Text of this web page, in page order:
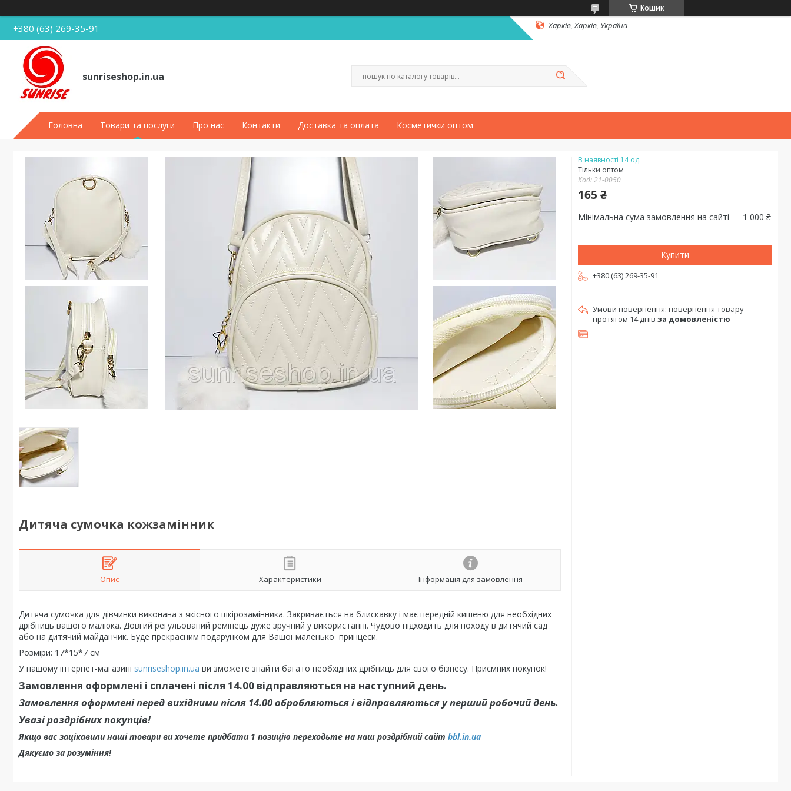
Кошик
+380 (63) 269-35-91 Харків, Харків, Україна
sunriseshop.in.ua
Головна Товари та послуги Про нас Контакти Доставка та оплата Косметички оптом
Дитяча сумочка кожзамінник
Опис Характеристики Інформація для замовлення
Дитяча сумочка для дівчинки виконана з якісного шкірозамінника. Закривається на блискавку і має передній кишеню для необхідних
дрібниць вашого малюка. Довгий регульований ремінець дуже зручний у використанні. Чудово підходить для походу в дитячий сад
або на дитячий майданчик. Буде прекрасним подарунком для Вашої маленької принцеси.
Розміри: 17*15*7 см
У нашому інтернет-магазині sunriseshop.in.ua ви зможете знайти багато необхідних дрібниць для свого бізнесу. Приємних покупок!
Замовлення оформлені і сплачені після 14.00 відправляються на наступний день.
Замовлення оформлені перед вихідними після 14.00 обробляються і відправляються у перший робочий день.
Увазі роздрібних покупців!
Якщо вас зацікавили наші товари ви хочете придбати 1 позицію переходьте на наш роздрібний сайт bbl.in.ua
Дякуємо за розуміння!
В наявності 14 од.
Тільки оптом
Код:21-0050
165 ₴
Мінімальна сума замовлення на сайті — 1 000 ₴
Купити
+380 (63) 269-35-91
повернення товару
протягом 14 днів за домовленістю